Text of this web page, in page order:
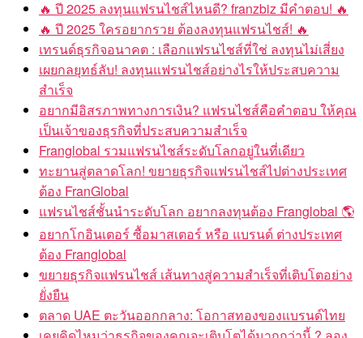
ปี 2025 ใครอยากรวย ต้องลงทุนแฟรนไชส์!
เทรนด์ธุรกิจอนาคต : เลือกแฟรนไชส์ที่ใช่ ลงทุนไม่เสี่ยง
เผยกลยุทธ์ลับ! ลงทุนแฟรนไชส์อย่างไรให้ประสบความ
สำเร็จ
อยากมีอิสรภาพทางการเงิน? แฟรนไชส์คือคำตอบ ให้คุณ
เป็นเจ้าของธุรกิจที่ประสบความสำเร็จ
Franglobal รวมแฟรนไชส์ระดับโลกอยู่ในที่เดียว
ทะยานสู่ตลาดโลก! ขยายธุรกิจแฟรนไชส์ไปต่างประเทศ
ต้อง FranGlobal
แฟรนไชส์ชั้นนำระดับโลก อยากลงทุนต้อง Franglobal
อยากโกอินเตอร์ ซื้อมาสเตอร์ หรือ แบรนด์ ต่างประเทศ
ต้อง Franglobal
ขยายธุรกิจแฟรนไชส์ เส้นทางสู่ความสำเร็จที่เติบโตอย่าง
ยั่งยืน
ตลาด UAE ตะวันออกกลาง: โอกาสทองของแบรนด์ไทย
เคยคิดไหมว่าธุรกิจของคุณจะเติบโตได้มากกว่านี้ ? ลอง